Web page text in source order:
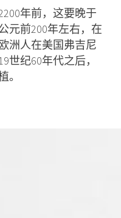
年前，这要晚于
元前200年左右，在
洲人在美国弗吉尼
世纪60年代之后，
。